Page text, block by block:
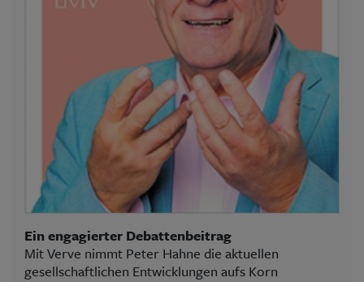
Ein engagierter Debattenbeitrag
Mit Verve nimmt Peter Hahne die aktuellen
gesellschaftlichen Entwicklungen aufs Korn